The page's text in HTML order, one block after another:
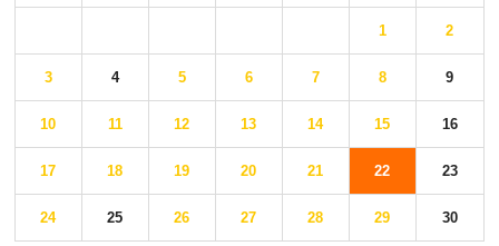
1 2
3 4 5 6 7 8 9
10 11 12 13 14 15 16
17 18 19 20 21 22 23
24 25 26 27 28 29 30